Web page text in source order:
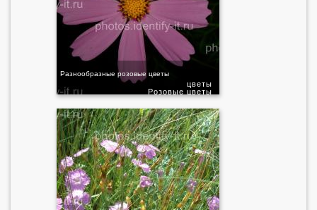
Разнообразные розовые цветы
Розовые цветы
цветы